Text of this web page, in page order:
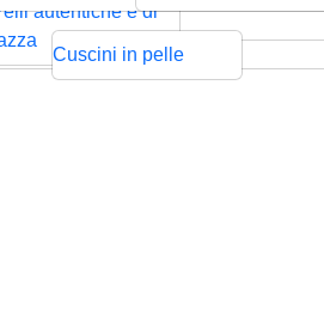
Rilievo
autentiche e di
Pressione
Cuscini in pelle